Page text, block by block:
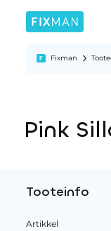
Fixman
Pink
Tooteinfo
Artikkel